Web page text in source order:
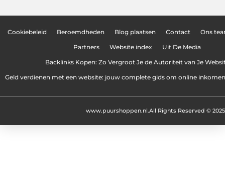
Cookiebeleid Beroemdheden Blog plaatsen Contact Ons
Partners Website index Uit De Media
Backlinks Kopen: Zo Vergroot Je de Autoriteit van Je
Geld verdienen met een website: jouw complete gids om online
All Rights Reserved © 2025
www.puurshoppen.nl.